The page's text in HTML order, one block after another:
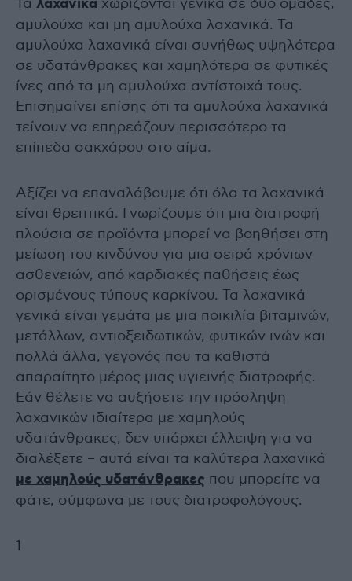
Τα λαχανικά χωρίζονται γενικά σε δύο ομάδες,
αμυλούχα και μη αμυλούχα λαχανικά. Τα
αμυλούχα λαχανικά είναι συνήθως υψηλότερα
σε υδατάνθρακες και χαμηλότερα σε φυτικές
ίνες από τα μη αμυλούχα αντίστοιχά τους.
Επισημαίνει επίσης ότι τα αμυλούχα λαχανικά
τείνουν να επηρεάζουν περισσότερο τα
επίπεδα σακχάρου στο αίμα.
Αξίζει να επαναλάβουμε ότι όλα τα λαχανικά
είναι θρεπτικά. Γνωρίζουμε ότι μια διατροφή
πλούσια σε προϊόντα μπορεί να βοηθήσει στη
μείωση του κινδύνου για μια σειρά χρόνιων
ασθενειών, από καρδιακές παθήσεις έως
ορισμένους τύπους καρκίνου. Τα λαχανικά
γενικά είναι γεμάτα με μια ποικιλία βιταμινών,
μετάλλων, αντιοξειδωτικών, φυτικών ινών και
πολλά άλλα, γεγονός που τα καθιστά
απαραίτητο μέρος μιας υγιεινής διατροφής.
Εάν θέλετε να αυξήσετε την πρόσληψη
λαχανικών ιδιαίτερα με χαμηλούς
υδατάνθρακες, δεν υπάρχει έλλειψη για να
διαλέξετε – αυτά είναι τα καλύτερα λαχανικά
με χαμηλούς υδατάνθρακες που μπορείτε να
φάτε, σύμφωνα με τους διατροφολόγους.
1